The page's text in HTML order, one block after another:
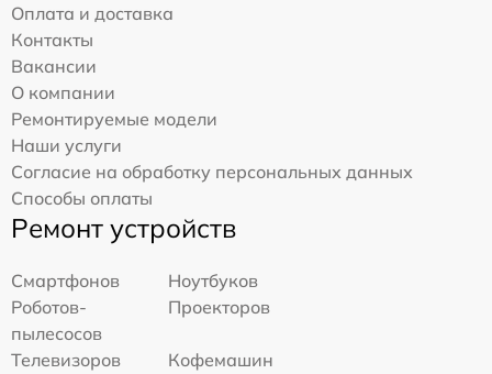
Оплата и доставка
Контакты
Вакансии
О компании
Ремонтируемые модели
Наши услуги
Согласие на обработку персональных данных
Способы оплаты
Ремонт устройств
Смартфонов
Ноутбуков
Роботов-
пылесосов
Проекторов
Телевизоров
Кофемашин